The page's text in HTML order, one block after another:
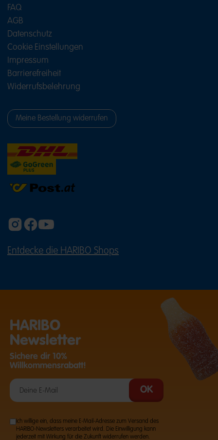
FAQ
AGB
Datenschutz
Cookie Einstellungen
Impressum
Barrierefreiheit
Widerrufsbelehrung
Meine Bestellung widerrufen
Entdecke die HARIBO Shops
HARIBO
Newsletter
Sichere dir 10%
Willkommensrabatt!
Ich willige ein, dass meine E-Mail-Adresse zum Versand des
HARIBO-Newsletters verarbeitet wird. Die Einwilligung kann
jederzeit mit Wirkung für die Zukunft widerrufen werden.